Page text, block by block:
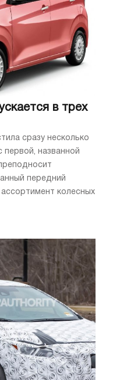
в трех
сразу несколько
первой, названной
передний
колесных